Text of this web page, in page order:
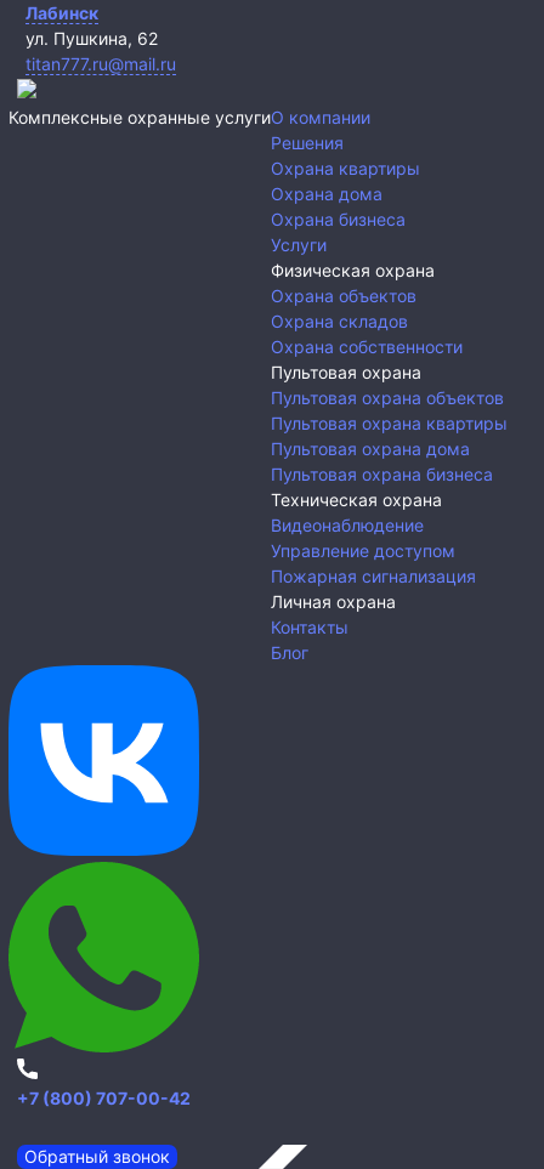
Лабинск
ул. Пушкина, 62
titan777.ru@mail.ru
Комплексные охранные услугиО компании
Решения
Охрана квартиры
Охрана дома
Охрана бизнеса
Услуги
Физическая охрана
Охрана объектов
Охрана складов
Охрана собственности
Пультовая охрана
Пультовая охрана объектов
Пультовая охрана квартиры
Пультовая охрана дома
Пультовая охрана бизнеса
Техническая охрана
Видеонаблюдение
Управление доступом
Пожарная сигнализация
Личная охрана
Контакты
Блог
+7 (800) 707-00-42
Обратный звонок